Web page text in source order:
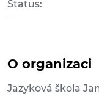
Status:
O organizaci
Jazyková škola